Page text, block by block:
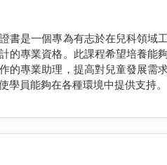
書是一個專為有志於在兒科領域工
的專業資格。此課程希望培養能夠
的專業助理，提高對兒童發展需
學員能夠在各種環境中提供支持。